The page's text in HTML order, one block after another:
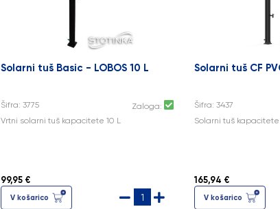
Solarni tuš Basic - LOBOS 10 L
Šifra: 3775
Zaloga:
Vrtni solarni tuš kapacitete 10 L
99,95 €
V košarico
Solarni tuš CF
Šifra: 3437
Solarni tuš
165,94 €
V košarico